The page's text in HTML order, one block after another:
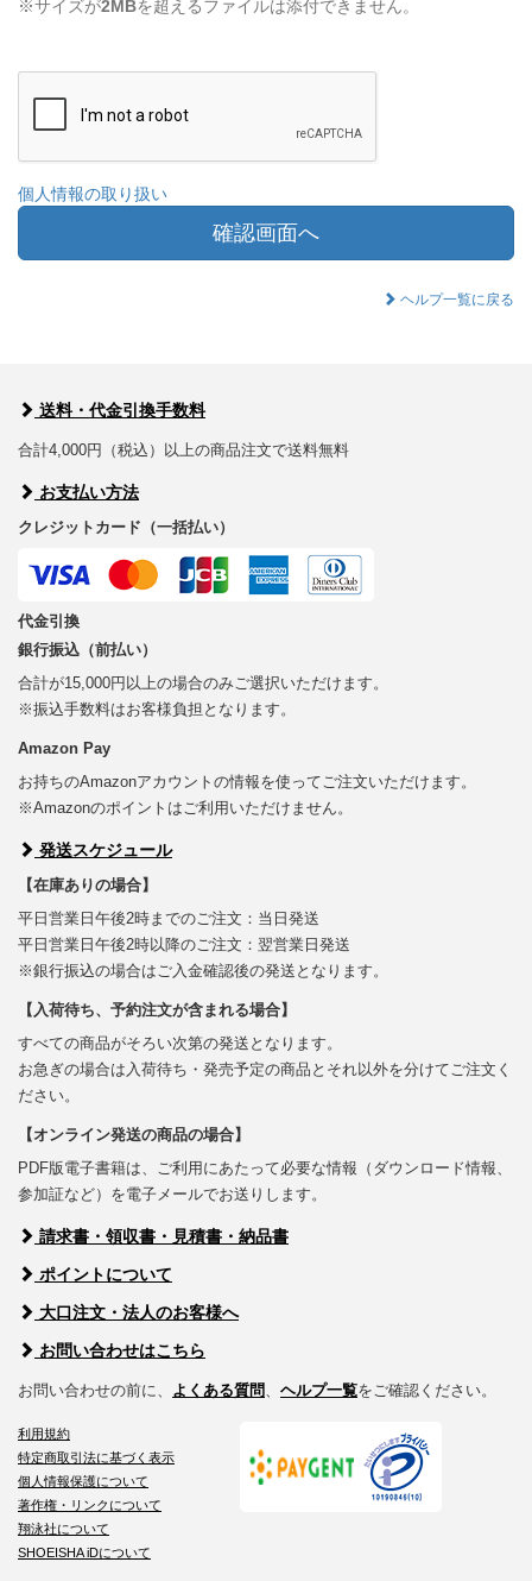
※サイズが2MBを超えるファイルは添付できません。
個人情報の取り扱い
確認画面へ
ヘルプ一覧に戻る
送料・代金引換手数料
合計4,000円（税込）以上の商品注文で送料無料
お支払い方法
クレジットカード（一括払い）
代金引換
銀行振込（前払い）
合計が15,000円以上の場合のみご選択いただけます。
※振込手数料はお客様負担となります。
Amazon Pay
お持ちのAmazonアカウントの情報を使ってご注文いただけます。
※Amazonのポイントはご利用いただけません。
発送スケジュール
【在庫ありの場合】
平日営業日午後2時までのご注文：当日発送
平日営業日午後2時以降のご注文：翌営業日発送
※銀行振込の場合はご入金確認後の発送となります。
【入荷待ち、予約注文が含まれる場合】
すべての商品がそろい次第の発送となります。
お急ぎの場合は入荷待ち・発売予定の商品とそれ以外を分けてご注文く
ださい。
【オンライン発送の商品の場合】
PDF版電子書籍は、ご利用にあたって必要な情報（ダウンロード情報、
参加証など）を電子メールでお送りします。
請求書・領収書・見積書・納品書
ポイントについて
大口注文・法人のお客様へ
お問い合わせはこちら
お問い合わせの前に、 よくある質問 ヘルプ一覧をご確認ください。
利用規約
特定商取引法に基づく表示
個人情報保護について
著作権・リンクについて
翔泳社について
SHOEISHA iDについて